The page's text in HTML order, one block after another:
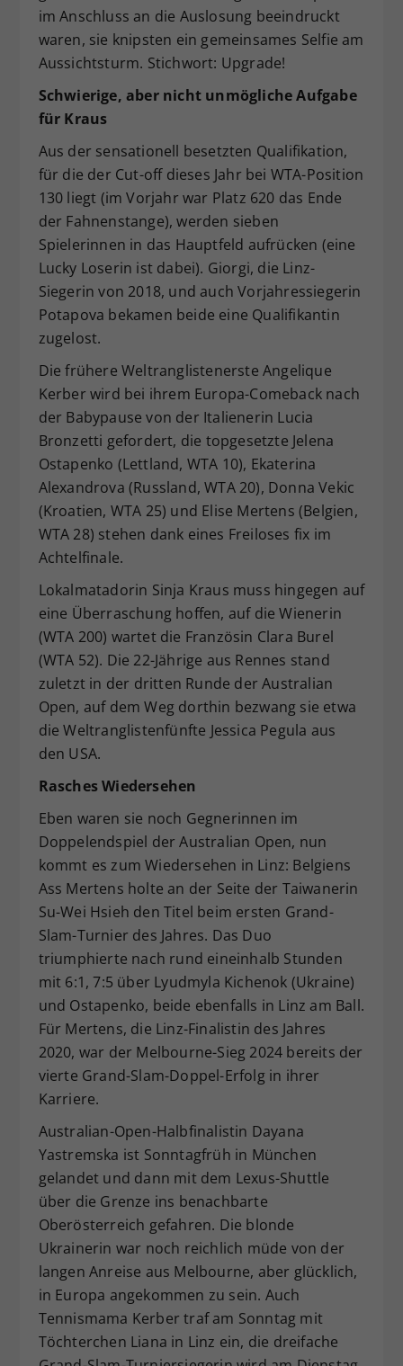
im Anschluss an die Auslosung beeindruckt
waren, sie knipsten ein gemeinsames Selfie am
Aussichtsturm. Stichwort: Upgrade!
Schwierige, aber nicht unmögliche Aufgabe
für Kraus
Aus der sensationell besetzten Qualifikation,
für die der Cut-off dieses Jahr bei WTA-Position
130 liegt (im Vorjahr war Platz 620 das Ende
der Fahnenstange), werden sieben
Spielerinnen in das Hauptfeld aufrücken (eine
Lucky Loserin ist dabei). Giorgi, die Linz-
Siegerin von 2018, und auch Vorjahressiegerin
Potapova bekamen beide eine Qualifikantin
zugelost.
Die frühere Weltranglistenerste Angelique
Kerber wird bei ihrem Europa-Comeback nach
der Babypause von der Italienerin Lucia
Bronzetti gefordert, die topgesetzte Jelena
Ostapenko (Lettland, WTA 10), Ekaterina
Alexandrova (Russland, WTA 20), Donna Vekic
(Kroatien, WTA 25) und Elise Mertens (Belgien,
WTA 28) stehen dank eines Freiloses fix im
Achtelfinale.
Lokalmatadorin Sinja Kraus muss hingegen auf
eine Überraschung hoffen, auf die Wienerin
(WTA 200) wartet die Französin Clara Burel
(WTA 52). Die 22-Jährige aus Rennes stand
zuletzt in der dritten Runde der Australian
Open, auf dem Weg dorthin bezwang sie etwa
die Weltranglistenfünfte Jessica Pegula aus
den USA.
Rasches Wiedersehen
Eben waren sie noch Gegnerinnen im
Doppelendspiel der Australian Open, nun
kommt es zum Wiedersehen in Linz: Belgiens
Ass Mertens holte an der Seite der Taiwanerin
Su-Wei Hsieh den Titel beim ersten Grand-
Slam-Turnier des Jahres. Das Duo
triumphierte nach rund eineinhalb Stunden
mit 6:1, 7:5 über Lyudmyla Kichenok (Ukraine)
und Ostapenko, beide ebenfalls in Linz am Ball.
Für Mertens, die Linz-Finalistin des Jahres
2020, war der Melbourne-Sieg 2024 bereits der
vierte Grand-Slam-Doppel-Erfolg in ihrer
Karriere.
Australian-Open-Halbfinalistin Dayana
Yastremska ist Sonntagfrüh in München
gelandet und dann mit dem Lexus-Shuttle
über die Grenze ins benachbarte
Oberösterreich gefahren. Die blonde
Ukrainerin war noch reichlich müde von der
langen Anreise aus Melbourne, aber glücklich,
in Europa angekommen zu sein. Auch
Tennismama Kerber traf am Sonntag mit
Töchterchen Liana in Linz ein, die dreifache